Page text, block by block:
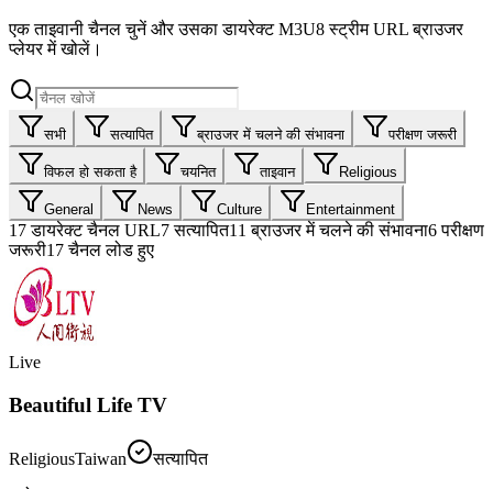
एक ताइवानी चैनल चुनें और उसका डायरेक्ट M3U8 स्ट्रीम URL ब्राउजर
प्लेयर में खोलें।
सभी सत्यापित ब्राउजर में चलने की संभावना परीक्षण जरूरी
विफल हो सकता है चयनित ताइवान Religious
General News Culture Entertainment
17 डायरेक्ट चैनल URL7 सत्यापित11 ब्राउजर में चलने की संभावना6 परीक्षण
जरूरी17 चैनल लोड हुए
Live
Beautiful Life TV
ReligiousTaiwan
सत्यापित